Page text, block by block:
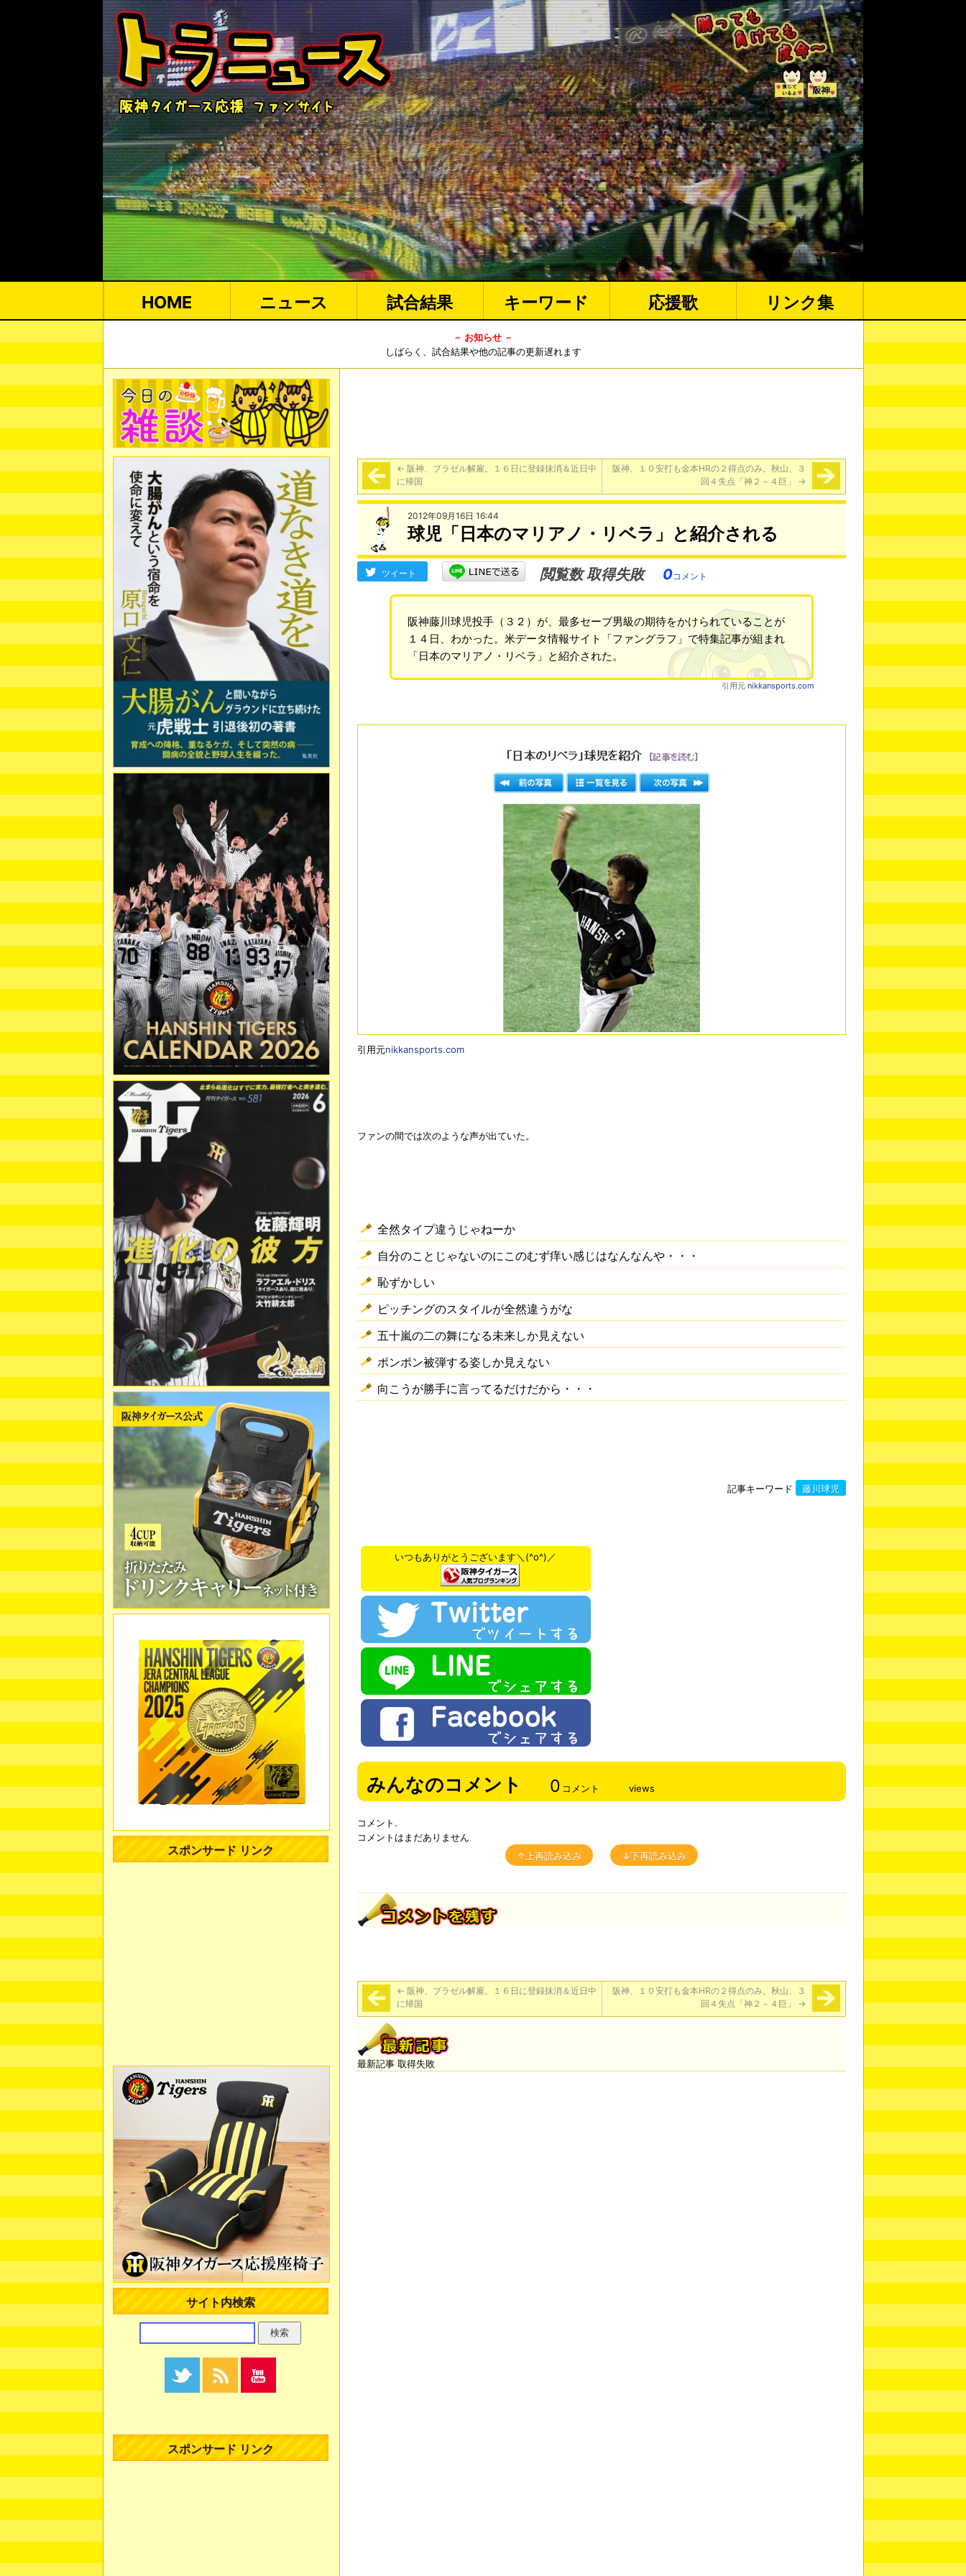
HOME ニュース 試合結果 キーワード 応援歌 リンク集
－ お知らせ －
しばらく、試合結果や他の記事の更新遅れます
← 阪神、ブラゼル解雇。１６日に登録抹消＆近日中
に帰国
阪神、１０安打も金本HRの２得点のみ。秋山、３
回４失点「神２－４巨」 →
2012年09月16日 16:44
球児「日本のマリアノ・リベラ」と紹介される
ツイート 閲覧数 取得失敗 0コメント
阪神藤川球児投手（３２）が、最多セーブ男級の期待をかけられていることが
１４日、わかった。米データ情報サイト「ファングラフ」で特集記事が組まれ
「日本のマリアノ・リベラ」と紹介された。
引用元 nikkansports.com
引用元nikkansports.com
ファンの間では次のような声が出ていた。
全然タイプ違うじゃねーか
自分のことじゃないのにこのむず痒い感じはなんなんや・・・
恥ずかしい
ピッチングのスタイルが全然違うがな
五十嵐の二の舞になる未来しか見えない
ポンポン被弾する姿しか見えない
向こうが勝手に言ってるだけだから・・・
記事キーワード 藤川球児
いつもありがとうございます＼(^o^)／
みんなのコメント 0 コメント views
コメント.
コメントはまだありません
↑上再読み込み
↓下再読み込み
← 阪神、ブラゼル解雇。１６日に登録抹消＆近日中
に帰国
阪神、１０安打も金本HRの２得点のみ。秋山、３
回４失点「神２－４巨」 →
最新記事 取得失敗
スポンサード リンク
サイト内検索
スポンサード リンク